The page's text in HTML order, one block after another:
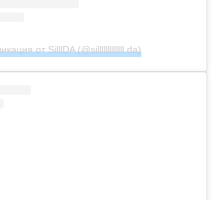
от SilllDA (@silllllllllllll.da)